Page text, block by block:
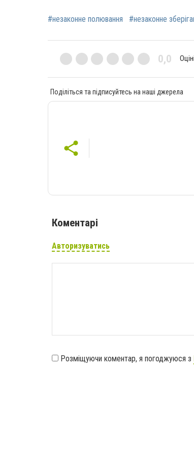
#незаконне полювання #незаконне
0,0
Поділіться та підписуйтесь на наші джерела
Коментарі
Авторизуватись
Розміщуючи коментар, я погоджуюся з